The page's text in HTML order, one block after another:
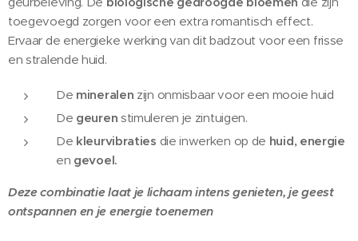
toegevoegd zorgen voor een extra romantisch effect.
Ervaar de energieke werking van dit badzout voor een frisse
en stralende huid.
De mineralen zijn onmisbaar voor een mooie huid
De geuren stimuleren je zintuigen.
De kleurvibraties die inwerken op de huid, energie
en gevoel.
Deze combinatie laat je lichaam intens genieten, je geest
ontspannen en je energie toenemen